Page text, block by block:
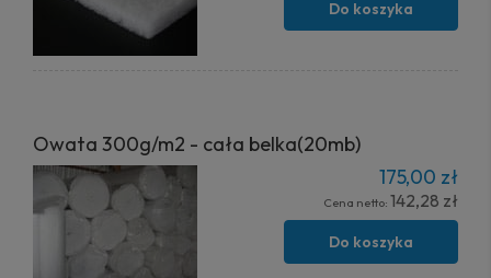
Do koszyka
Owata 300g/m2 - cała belka(20mb)
175,00 zł
Cena netto: 142,28 zł
Do koszyka